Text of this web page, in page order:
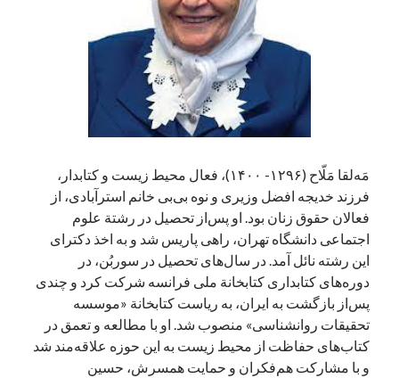
آخرین دیدگاه‌ها
در
مَه‌لقا مَلّاح، حافظ محیط زیست ایران
در
۱۳۹۹)
جست‌وجو
مَه‌لقا مَلّاح (۱۲۹۶- ۱۴۰۰)، فعال محیط زیست و کتابدار،
فرزند خدیجه افضل وزیری و نوه بی‌بی خانم استرآبادی، از
فعالان حقوق زنان بود. او پس‌از تحصیل در رشتة علوم
اجتماعی دانشگاه تهران، راهی پاریس شد و به اخذ دکترای
این رشته نائل آمد. در سال‌های تحصیل در سوربُن، در
دوره‌های کتابداری کتابخانة ملی فرانسه شرکت کرد و چندی
پس‌از بازگشت به ایران، به ریاست کتابخانة «موسسه
تحقیقات روانشناسی» منصوب شد. او با مطالعه و تعمق در
کتاب‌های حفاظت از محیط زیست به این حوزه علاقه‌مند شد
و با مشارکت هم‌فکران و حمایت همسرش، حسین